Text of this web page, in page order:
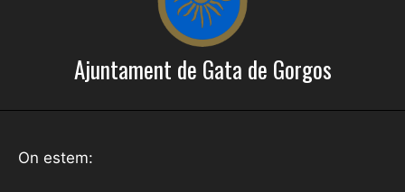
Ajuntament de Gata de Gorgos
On estem: